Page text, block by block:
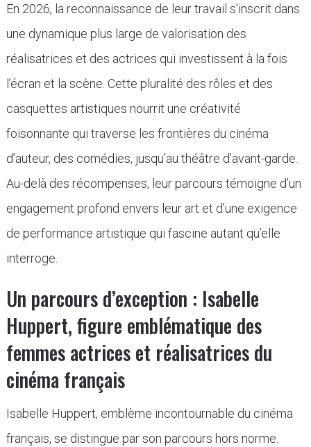
En 2026, la reconnaissance de leur travail s’inscrit dans
une dynamique plus large de valorisation des
réalisatrices et des actrices qui investissent à la fois
l’écran et la scène. Cette pluralité des rôles et des
casquettes artistiques nourrit une créativité
foisonnante qui traverse les frontières du cinéma
d’auteur, des comédies, jusqu’au théâtre d’avant-garde.
Au-delà des récompenses, leur parcours témoigne d’un
engagement profond envers leur art et d’une exigence
de performance artistique qui fascine autant qu’elle
interroge.
Un parcours d’exception : Isabelle
Huppert, figure emblématique des
femmes actrices et réalisatrices du
cinéma français
Isabelle Huppert, emblème incontournable du cinéma
français, se distingue par son parcours hors norme.